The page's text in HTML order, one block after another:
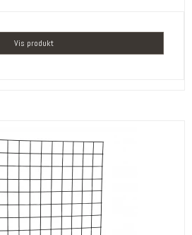
Vis produkt